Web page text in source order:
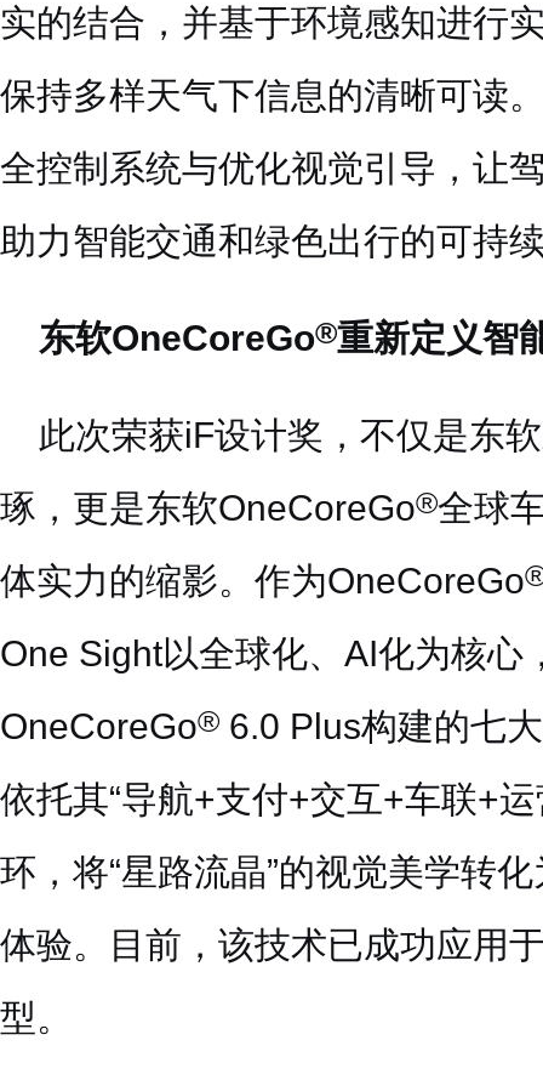
实的结合，并基于环境感知进行
保持多样天气下信息的清晰可读
全控制系统与优化视觉引导，让
助力智能交通和绿色出行的可持
东软OneCoreGo®重新定义智
此次荣获iF设计奖，不仅是东
琢，更是东软OneCoreGo®全球
体实力的缩影。作为OneCoreGo
One Sight以全球化、AI化为核心
OneCoreGo® 6.0 Plus构建的七
依托其“导航+支付+交互+车联+
环，将“星路流晶”的视觉美学转
体验。目前，该技术已成功应用
型。